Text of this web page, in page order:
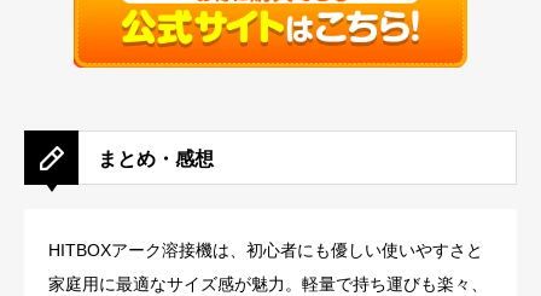
まとめ・感想
HITBOXアーク溶接機は、初心者にも優しい使いやすさと
家庭用に最適なサイズ感が魅力。軽量で持ち運びも楽々、